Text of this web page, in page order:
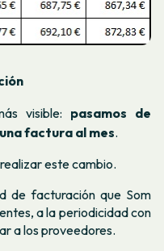
visible: pasamos de
factura al mes.
este cambio.
de facturación que Som
a la periodicidad con
a los proveedores.